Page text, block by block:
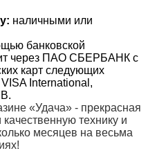
наличными или
банковской
через ПАО СБЕРБАНК с
карт следующих
International,
«Удача» - прекрасная
технику и
месяцев на весьма